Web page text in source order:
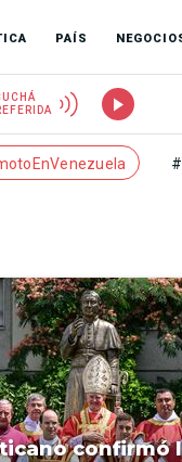
PAÍS
confirmó